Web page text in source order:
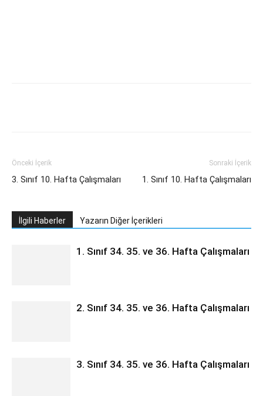
Önceki İçerik
3. Sınıf 10. Hafta Çalışmaları
Sonraki İçerik
1. Sınıf 10. Hafta Çalışmaları
İlgili Haberler Yazarın Diğer İçerikleri
1. Sınıf 34. 35. ve 36. Hafta Çalışmaları
2. Sınıf 34. 35. ve 36. Hafta Çalışmaları
3. Sınıf 34. 35. ve 36. Hafta Çalışmaları